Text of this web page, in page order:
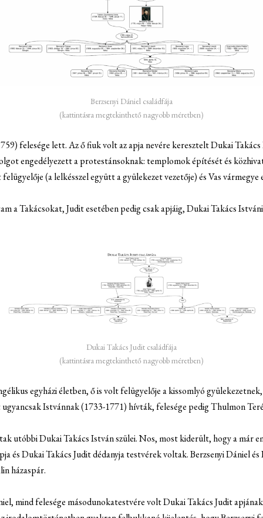
Berzsenyi Dániel családfája
(kattintásra megtekinthető nagyobb méretben)
felesége lett. Az ő fiuk volt az apja nevére keresztelt Dukai
engedélyezett a protestánsoknak: templomok építését és
(a lelkésszel együtt a gyülekezet vezetője) és Vas
a Takácsokat, Judit esetében pedig csak apjáig, Dukai Takács
Dukai Takács Judit családfája
(kattintásra megtekinthető nagyobb méretben)
egyházi életben, ő is volt felügyelője a kissomlyó
Istvánnak (1733-1771) hívták, felesége pedig Thulmon
utóbbi Dukai Takács István szülei. Nos, most kiderült, hogy a már
és Dukai Takács Judit dédanyja testvérek voltak. Berzsenyi Dániel
házaspár.
mind felesége másodunokatestvére volt Dukai Takács Judit